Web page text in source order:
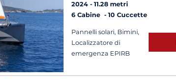
2024
11.28 metri
6 Cabine
10 Cuccette
Pannelli solari, Bimini,
Localizzatore di
emergenza EPIRB